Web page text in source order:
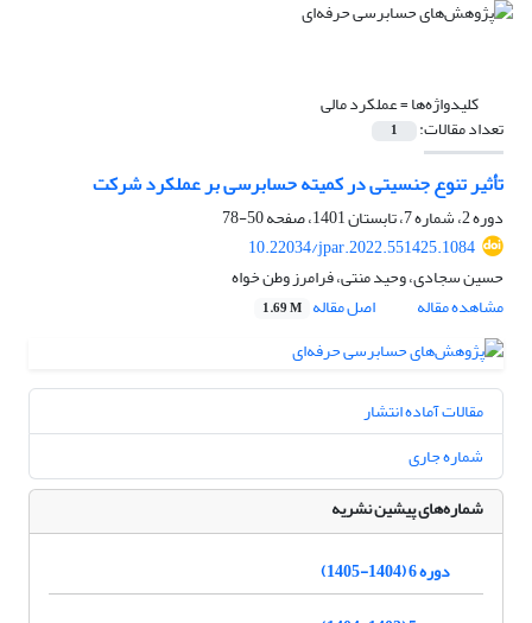
کلیدواژه‌ها =عملکرد مالی
تعداد مقالات: 1
تأثیر تنوع جنسیتی در کمیته حسابرسی بر عملکرد شرکت
دوره 2، شماره 7، تابستان 1401، صفحه
50-78
10.22034/jpar.2022.551425.1084
حسین سجادی، وحید منتی، فرامرز وطن خواه
مشاهده مقاله
اصل مقاله 1.69 M
مقالات آماده انتشار
شماره جاری
شماره‌های پیشین نشریه
دوره 6 (1404-1405)